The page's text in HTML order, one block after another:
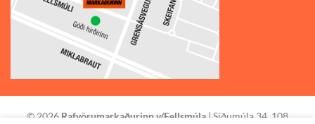
© 2026 Rafvörumarkaðurinn v/Fellsmúla | Síðumúla 34, 108